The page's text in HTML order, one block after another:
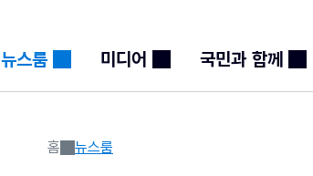
뉴스룸 미디어 국민과 함께
홈 뉴스룸